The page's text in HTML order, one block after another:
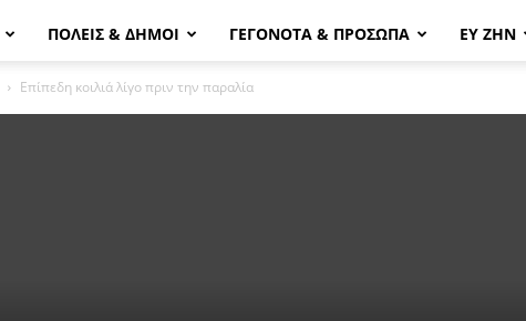
ΠΟΛΕΙΣ & ΔΗΜΟΙ ΓΕΓΟΝΟΤΑ & ΠΡΟΣΩΠΑ ΕΥ ΖΗΝ
Επίπεδη κοιλιά λίγο πριν την παραλία